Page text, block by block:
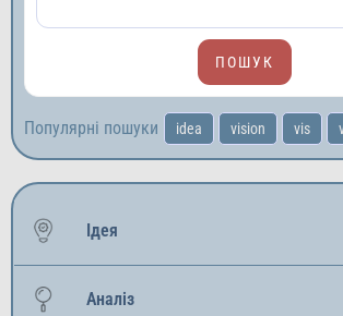
Популярні пошуки idea vision vis
Ідея
Аналіз